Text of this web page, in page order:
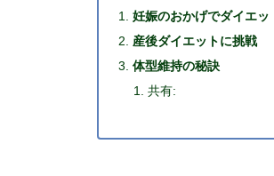
妊娠のおかげでダイエッ
産後ダイエットに挑戦
体型維持の秘訣
共有: